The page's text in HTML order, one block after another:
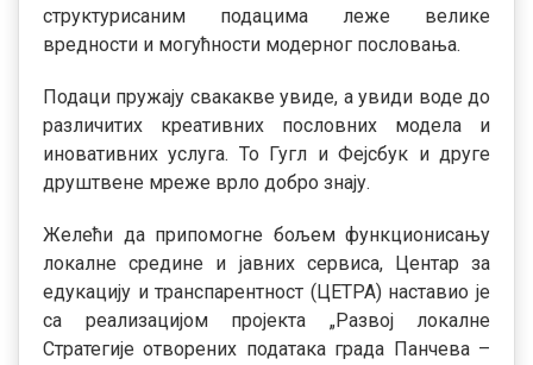
структурисаним подацима леже велике
вредности и могућности модерног пословања.
Подаци пружају свакакве увиде, а увиди воде до
различитих креативних пословних модела и
иновативних услуга. То Гугл и Фејсбук и друге
друштвене мреже врло добро знају.
Желећи да припомогне бољем функционисању
локалне средине и јавних сервиса, Центар за
едукацију и транспарентност (ЦЕТРА) наставио је
са реализацијом пројекта „Развој локалне
Стратегије отворених података града Панчева –